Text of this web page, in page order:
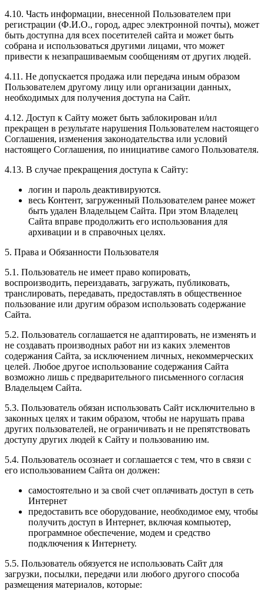
4.10. Часть информации, внесенной Пользователем при
регистрации (Ф.И.О., город, адрес электронной почты), может
быть доступна для всех посетителей сайта и может быть
собрана и использоваться другими лицами, что может
привести к незапрашиваемым сообщениям от других людей.
4.11. Не допускается продажа или передача иным образом
Пользователем другому лицу или организации данных,
необходимых для получения доступа на Сайт.
4.12. Доступ к Сайту может быть заблокирован и/ил
прекращен в результате нарушения Пользователем настоящего
Соглашения, изменения законодательства или условий
настоящего Соглашения, по инициативе самого Пользователя.
4.13. В случае прекращения доступа к Сайту:
логин и пароль деактивируются.
весь Контент, загруженный Пользователем ранее может
быть удален Владельцем Сайта. При этом Владелец
Сайта вправе продолжить его использования для
архивации и в справочных целях.
5. Права и Обязанности Пользователя
5.1. Пользователь не имеет право копировать,
воспроизводить, переиздавать, загружать, публиковать,
транслировать, передавать, предоставлять в общественное
пользование или другим образом использовать содержание
Сайта.
5.2. Пользователь соглашается не адаптировать, не изменять и
не создавать производных работ ни из каких элементов
содержания Сайта, за исключением личных, некоммерческих
целей. Любое другое использование содержания Сайта
возможно лишь с предварительного письменного согласия
Владельцем Сайта.
5.3. Пользователь обязан использовать Сайт исключительно в
законных целях и таким образом, чтобы не нарушать права
других пользователей, не ограничивать и не препятствовать
доступу других людей к Сайту и пользованию им.
5.4. Пользователь осознает и соглашается с тем, что в связи с
его использованием Сайта он должен:
самостоятельно и за свой счет оплачивать доступ в сеть
Интернет
предоставить все оборудование, необходимое ему, чтобы
получить доступ в Интернет, включая компьютер,
программное обеспечение, модем и средство
подключения к Интернету.
5.5. Пользователь обязуется не использовать Сайт для
загрузки, посылки, передачи или любого другого способа
размещения материалов, которые: